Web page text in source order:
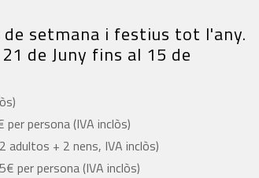
de setmana i festius tot l'any.
de Juny fins al 15 de
per persona (IVA inclòs)
adultos + 2 nens, IVA inclòs)
per persona (IVA inclòs)